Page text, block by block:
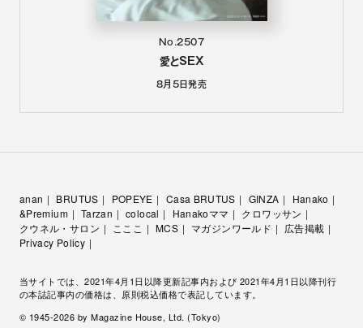
No.2507
愛とSEX
8月5日発売
anan BRUTUS POPEYE Casa BRUTUS GINZA
Hanako
&Premium
Tarzan colocal Hanakoママ
クロワッサン
クウネル・サロン
こここ MCS マガジンワールド
広告掲載
Privacy Policy
当サイトでは、2021年4月1日以降更新記事内および 2021年4月1日以降刊行
の本誌記事内の価格は、原則税込価格で表記しています。
© 1945-2026 by Magazine House, Ltd. (Tokyo)